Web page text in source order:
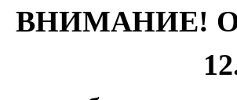
ВНИМАНИЕ!